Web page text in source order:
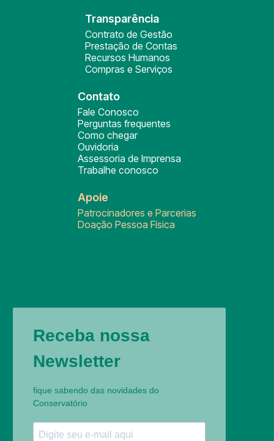
Transparência
Contrato de Gestão
Prestação de Contas
Recursos Humanos
Compras e Serviços
Contato
Fale Conosco
Perguntas frequentes
Como chegar
Ouvidoria
Assessoria de Imprensa
Trabalhe conosco
Apoie
Patrocinadores e Parcerias
Doação Pessoa Física